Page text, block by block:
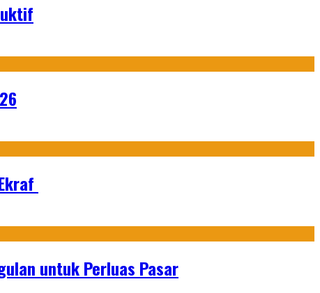
untuk Perluas Pasar